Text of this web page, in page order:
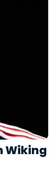
Wiking